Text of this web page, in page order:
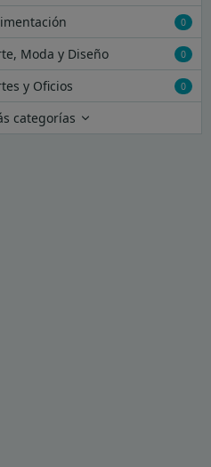
0
Moda y Diseño 0
y Oficios 0
categorías